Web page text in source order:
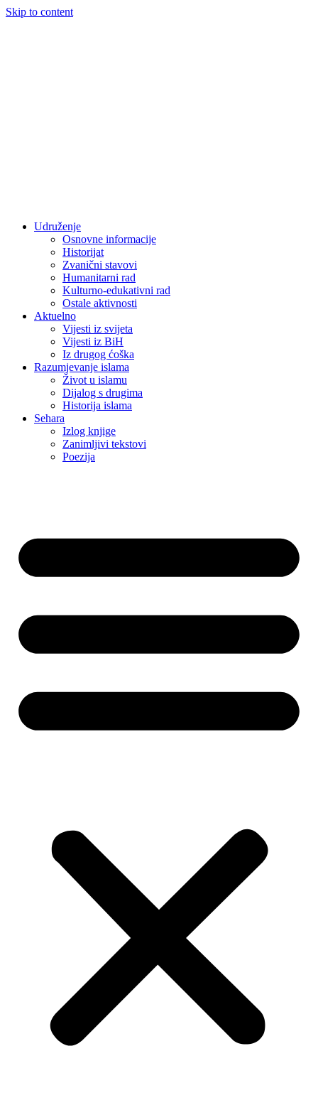
Skip to content
Udruženje
Osnovne informacije
Historijat
Zvanični stavovi
Humanitarni rad
Kulturno-edukativni rad
Ostale aktivnosti
Aktuelno
Vijesti iz svijeta
Vijesti iz BiH
Iz drugog ćoška
Razumjevanje islama
Život u islamu
Dijalog s drugima
Historija islama
Sehara
Izlog knjige
Zanimljivi tekstovi
Poezija